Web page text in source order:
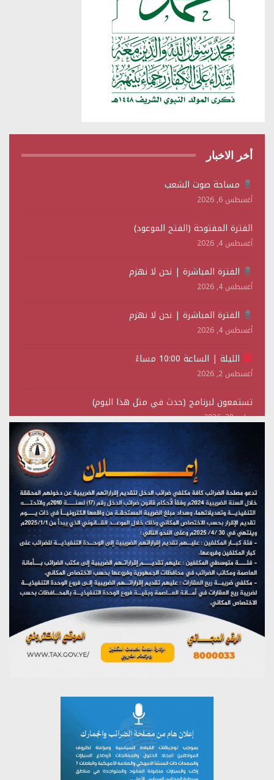
أخر الاخبار
مساحة صوت الشعب
أغسطس 6, 2026
الفترة المفتوحة (الفتح الموعود)
أغسطس 4, 2026
الفترة المباشرة | نحن لا نهزم
أغسطس 4, 2026
الفترة المباشرة | نحن لا نهزم
أغسطس 4, 2026
الليلة | الساعة 10:00 مساءً
أغسطس 2, 2026
تستمعون لبرنامج (حدث في مثل هذا اليوم)
يوليو 28, 2026
(نحن لا نهزم) بث مباشر
تستمعون لبرنامج (هندسة الوهم)
يوليو 28, 2026
مؤتمر صحفي لمركز عين الإنسانية حول جرائم تحالف العدوان
على اليمن
يوليو 27, 2026
تستمعون لبرنامج (مع السيد القائد)
يوليو 26, 2026